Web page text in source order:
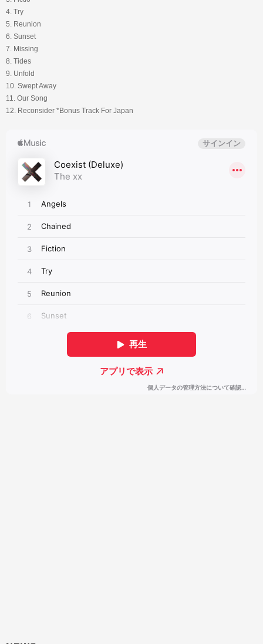
4. Try
5. Reunion
6. Sunset
7. Missing
8. Tides
9. Unfold
10. Swept Away
11. Our Song
12. Reconsider *Bonus Track For Japan